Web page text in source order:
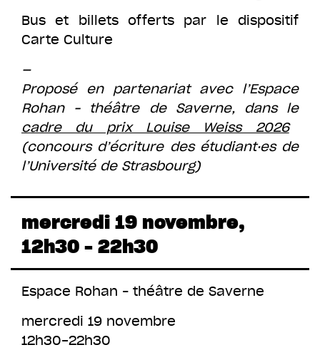
Bus et billets offerts par le dispositif
Carte Culture
—
Proposé en partenariat avec l’Espace
Rohan – théâtre de Saverne, dans le
cadre du prix Louise Weiss 2026
(concours d’écriture des étudiant·es de
l’Université de Strasbourg)
mercredi 19 novembre,
12h30 – 22h30
Espace Rohan – théâtre de Saverne
mercredi 19 novembre
12h30-22h30